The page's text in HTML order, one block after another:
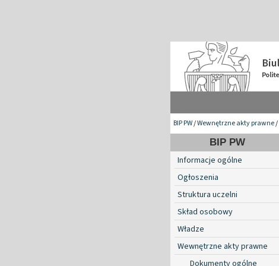
BIP PW/Wewnętrzne akty prawne/
BIP PW
Informacje ogólne
Ogłoszenia
Struktura uczelni
Skład osobowy
Władze
Wewnętrzne akty prawne
Dokumenty ogólne